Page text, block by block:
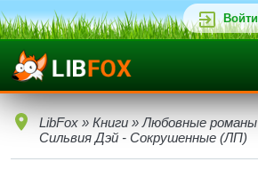
Войти
LibFox » Книги » Любовные романы
Сильвия Дэй - Сокрушенные (ЛП)